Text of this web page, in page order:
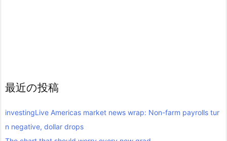
最近の投稿
investingLive Americas market news wrap: Non-farm payrolls tur
n negative, dollar drops